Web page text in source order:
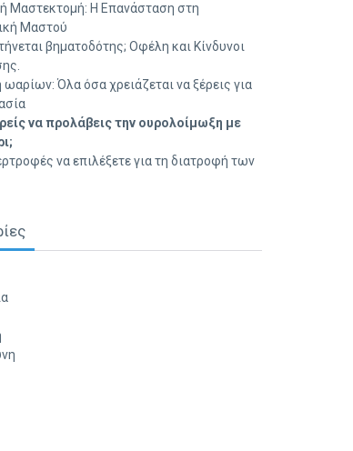
Μαστεκτομή: Η Επανάσταση στη
Μαστού
βηματοδότης; Οφέλη και Κίνδυνοι
Όλα όσα χρειάζεται να ξέρεις για
να προλάβεις την ουρολοίμωξη με
να επιλέξετε για τη διατροφή των